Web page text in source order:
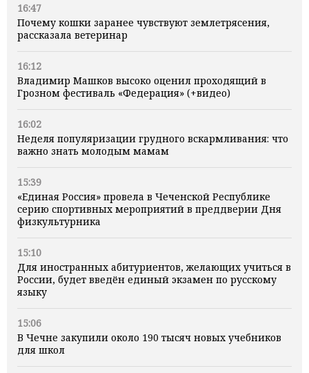
16:47
Почему кошки заранее чувствуют землетрясения,
рассказала ветеринар
16:12
Владимир Машков высоко оценил проходящий в
Грозном фестиваль «Федерация» (+видео)
16:02
Неделя популяризации грудного вскармливания: что
важно знать молодым мамам
15:39
«Единая Россия» провела в Чеченской Республике
серию спортивных мероприятий в преддверии Дня
физкультурника
15:10
Для иностранных абитуриентов, желающих учиться в
России, будет введён единый экзамен по русскому
языку
15:06
В Чечне закупили около 190 тысяч новых учебников
для школ